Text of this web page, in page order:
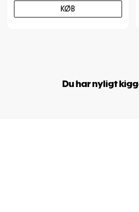
KØB
Du har nyligt